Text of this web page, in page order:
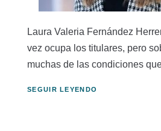
Laura Valeria Fernández
vez ocupa los titulares, pero
muchas de las condiciones
SEGUIR LEYENDO